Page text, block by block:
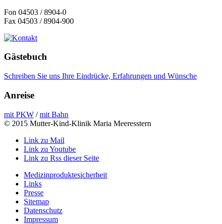
Fon 04503 / 8904-0
Fax 04503 / 8904-900
Gästebuch
Schreiben Sie uns Ihre Eindrücke, Erfahrungen und Wünsche
Anreise
mit PKW /mit Bahn
© 2015 Mutter-Kind-Klinik Maria Meeresstern
Link zu Mail
Link zu Youtube
Link zu Rss dieser Seite
Medizinproduktesicherheit
Links
Presse
Sitemap
Datenschutz
Impressum